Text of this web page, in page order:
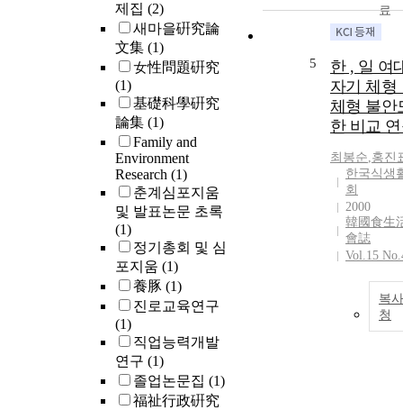
제집 (2)
새마을硏究論
文集 (1)
女性問題硏究
(1)
基礎科學硏究
論集 (1)
Family and
Environment
Research (1)
춘계심포지움
및 발표논문 초록
(1)
정기총회 및 심
포지움 (1)
養豚 (1)
진로교육연구
(1)
직업능력개발
연구 (1)
졸업논문집 (1)
福祉行政硏究
5
한 , 일 여
자기 체형
체형 불안
한 비교
최봉순,홍진
한국식생
회
2000
韓國食生
會誌
Vol.15
복
청